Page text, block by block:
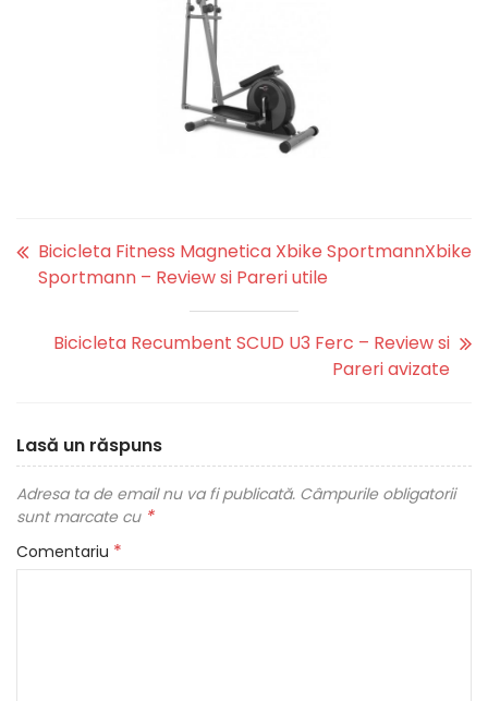
Bicicleta Fitness Magnetica Xbike SportmannXbike
Sportmann – Review si Pareri utile
Bicicleta Recumbent SCUD U3 Ferc – Review si
Pareri avizate
Lasă un răspuns
Adresa ta de email nu va fi publicată. Câmpurile obligatorii
sunt marcate cu *
Comentariu *